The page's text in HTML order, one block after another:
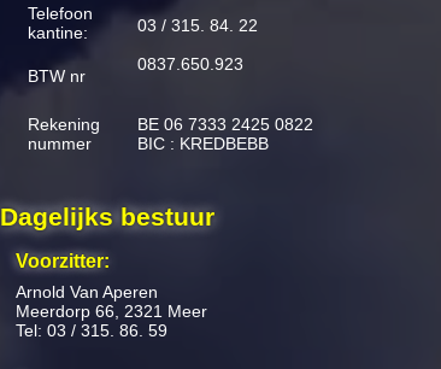
Telefoon
kantine:
BTW nr
03 / 315. 84. 22
0837.650.923
Rekening
nummer
BE 06 7333 2425 0822
BIC : KREDBEBB
Dagelijks bestuur
Voorzitter:
Arnold Van Aperen
Meerdorp 66, 2321 Meer
Tel: 03 / 315. 86. 59